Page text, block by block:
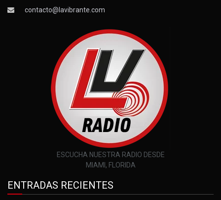
contacto@lavibrante.com
ESCUCHA NUESTRA RADIO DESDE
MIAMI, FLORIDA
ENTRADAS RECIENTES